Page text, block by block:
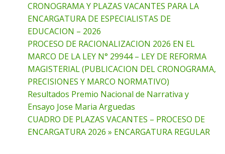
CRONOGRAMA Y PLAZAS VACANTES PARA LA
ENCARGATURA DE ESPECIALISTAS DE
EDUCACION – 2026
PROCESO DE RACIONALIZACION 2026 EN EL
MARCO DE LA LEY N° 29944 – LEY DE REFORMA
MAGISTERIAL (PUBLICACION DEL CRONOGRAMA,
PRECISIONES Y MARCO NORMATIVO)
Resultados Premio Nacional de Narrativa y
Ensayo Jose Maria Arguedas
CUADRO DE PLAZAS VACANTES – PROCESO DE
ENCARGATURA 2026 » ENCARGATURA REGULAR